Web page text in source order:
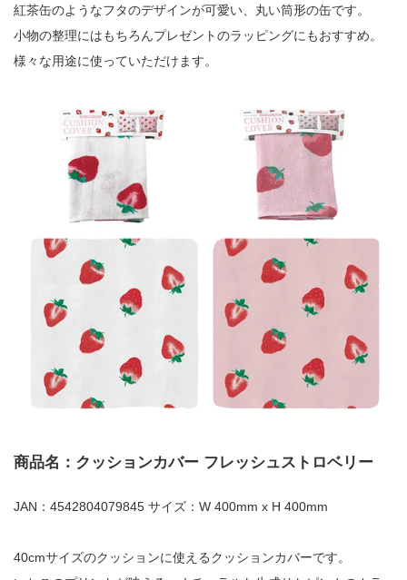
紅茶缶のようなフタのデザインが可愛い、丸い筒形の缶です。
小物の整理にはもちろんプレゼントのラッピングにもおすすめ。
様々な用途に使っていただけます。
商品名：クッションカバー フレッシュストロベリー
JAN：4542804079845 サイズ：W 400mm x H 400mm
40cmサイズのクッションに使えるクッションカバーです。